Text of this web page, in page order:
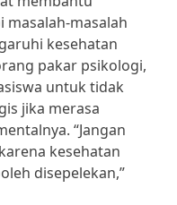
masalah-masalah
kesehatan
pakar psikologi,
untuk tidak
jika merasa
“Jangan
kesehatan
disepelekan,”